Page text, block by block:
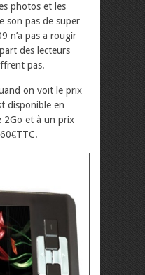
photos et les
son pas de super
n’a pas a rougir
des lecteurs
pas.
on voit le prix
disponible en
2Go et à un prix